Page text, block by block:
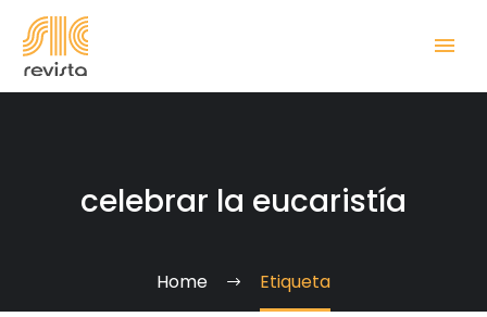
celebrar la eucaristía
Home Etiqueta